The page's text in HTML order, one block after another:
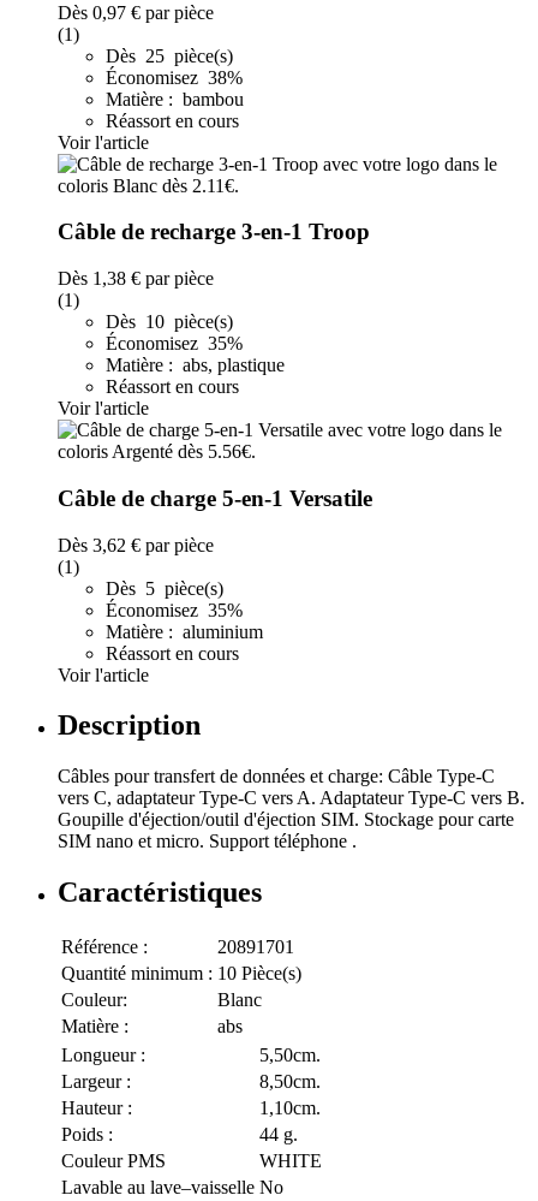
Dès 0,97 € par pièce
(1)
Dès 25 pièce(s)
Économisez 38%
Matière : bambou
Réassort en cours
Voir l'article
Câble de recharge 3-en-1 Troop
Dès 1,38 € par pièce
(1)
Dès 10 pièce(s)
Économisez 35%
Matière : abs, plastique
Réassort en cours
Voir l'article
Câble de charge 5-en-1 Versatile
Dès 3,62 € par pièce
(1)
Dès 5 pièce(s)
Économisez 35%
Matière : aluminium
Réassort en cours
Voir l'article
Description
Câbles pour transfert de données et charge: Câble Type-C
vers C, adaptateur Type-C vers A. Adaptateur Type-C vers B.
Goupille d'éjection/outil d'éjection SIM. Stockage pour carte
SIM nano et micro. Support téléphone .
Caractéristiques
Référence :
20891701
Quantité minimum : 10 Pièce(s)
Couleur:
Blanc
Matière :
abs
Longueur :
5,50cm.
Largeur :
8,50cm.
Hauteur :
1,10cm.
Poids :
44 g.
Couleur PMS
WHITE
Lavable au lave–vaisselle No